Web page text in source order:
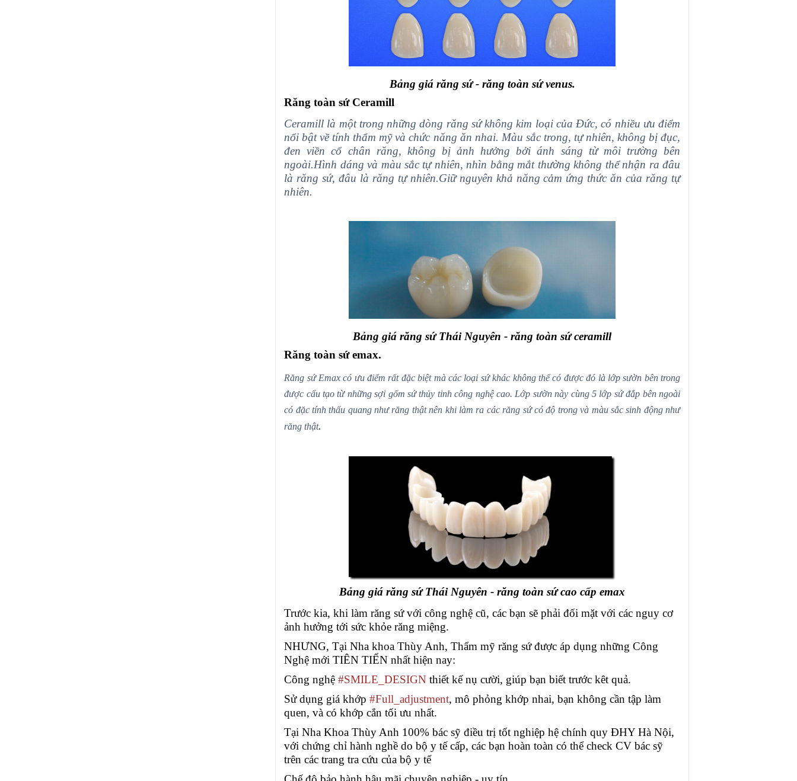
Bảng giá răng sứ - răng toàn sứ venus.
Răng toàn sứ Ceramill
Ceramill là một trong những dòng răng sứ không kim loại của Đức, có nhiều ưu điểm
nổi bật về tính thẩm mỹ và chức năng ăn nhai. Màu sắc trong, tự nhiên, không bị đục,
đen viền cổ chân răng, không bị ảnh hưởng bởi ánh sáng từ môi trường bên
ngoài.Hình dáng và màu sắc tự nhiên, nhìn bằng mắt thường không thể nhận ra đâu
là răng sứ, đâu là răng tự nhiên.Giữ nguyên khả năng cảm ứng thức ăn của răng tự
nhiên.
Bảng giá răng sứ Thái Nguyên - răng toàn sứ ceramill
Răng toàn sứ emax.
Răng sứ Emax có ưu điểm rất đặc biệt mà các loại sứ khác không thể có được đó là lớp sườn bên trong
được cấu tạo từ những sợi gốm sứ thủy tinh công nghệ cao. Lớp sườn này cùng 5 lớp sứ đắp bên ngoài
có đặc tính thấu quang như răng thật nên khi làm ra các răng sứ có độ trong và màu sắc sinh động như
răng thật.
Bảng giá răng sứ Thái Nguyên - răng toàn sứ cao cấp emax
Trước kia, khi làm răng sứ với công nghệ cũ, các bạn sẽ phải đối mặt với các nguy cơ
ảnh hưởng tới sức khỏe răng miệng.
NHƯNG, Tại Nha khoa Thùy Anh, Thẩm mỹ răng sứ được áp dụng những Công
Nghệ mới TIÊN TIẾN nhất hiện nay:
Công nghệ#SMILE_DESIGN thiết kế nụ cười, giúp bạn biết trước kêt quả.
Sử dụng giá khớp#Full_adjustment, mô phỏng khớp nhai, bạn không cần tập làm
quen, và có khớp cắn tối ưu nhất.
Tại Nha Khoa Thùy Anh 100% bác sỹ điều trị tốt nghiệp hệ chính quy ĐHY Hà Nội,
với chứng chỉ hành nghề do bộ y tế cấp, các bạn hoàn toàn có thể check CV bác sỹ
trên các trang tra cứu của bộ y tế